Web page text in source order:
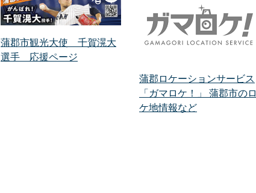
蒲郡市観光大使 千賀滉大
選手 応援ページ
蒲郡ロケーションサービス
「ガマロケ！」 蒲郡市のロ
ケ地情報など